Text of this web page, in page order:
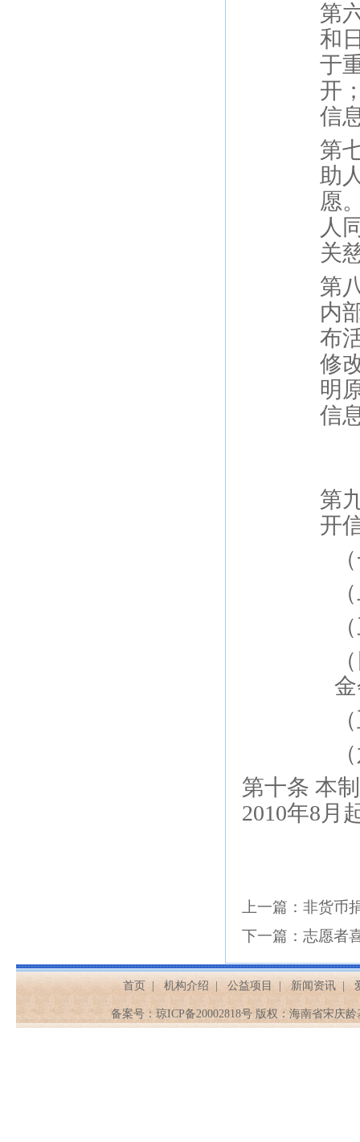
第
和
于
开
信
第
助
愿
人
关
第
内
布
修
明
信
第
开
第十条 本
2010年8月
上一篇： 非货币
下一篇： 志愿者
首页 机构介绍 公益项目 新闻资讯
备案号： 琼ICP备20002818号 版权：海南省宋庆